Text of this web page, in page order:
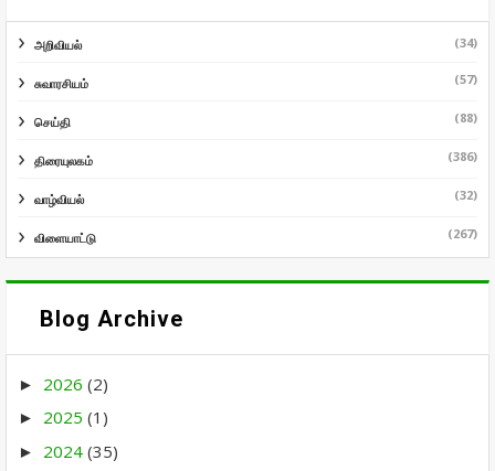
அறிவியல் (34)
சுவாரசியம் (57)
செய்தி (88)
திரையுலகம் (386)
வாழ்வியல் (32)
விளையாட்டு (267)
Blog Archive
► 2026 (2)
► 2025 (1)
► 2024 (35)